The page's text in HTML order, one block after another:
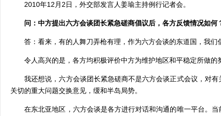
2010年12月2日，外交部发言人姜瑜主持例行记者会。
问：中方提出六方会谈团长紧急磋商倡议后，各方反馈情况如何
答：看来，有的人舞刀弄枪有理，作为六方会谈的东道国，我们
令人高兴的是，各方均积极评价中方为维护地区和平稳定所做的
我还想说，六方会谈团长紧急磋商不是六方会谈正式会议，对有
关切的重大问题交换意见，缓和半岛局势。
在东北亚地区，六方会谈是各方进行对话和沟通的唯一平台。当